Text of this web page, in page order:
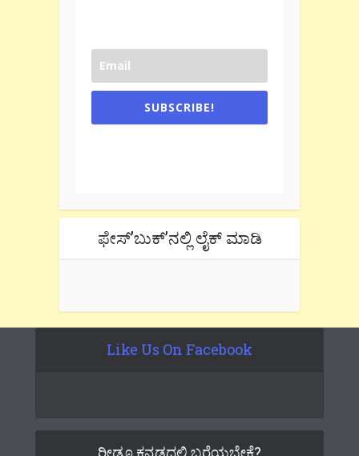
SUBSCRIBE!
ಫೇಸ್’ಬುಕ್’ನಲ್ಲಿ ಲೈಕ್ ಮಾಡಿ
Like Us On Facebook
ರೀಡೂ ಕನ್ನಡದಲ್ಲಿ ಬರೆಯಬೇಕೆ?